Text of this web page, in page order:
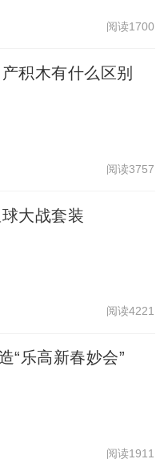
阅读1700
积木有什么区别
阅读3757
大战套装
阅读4221
“乐高新春妙会”
阅读1911